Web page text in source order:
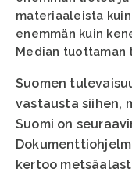
materiaaleista
enemmän kuin
Median tuottaman
Suomen
vastausta siihen,
Suomi on
kertoo